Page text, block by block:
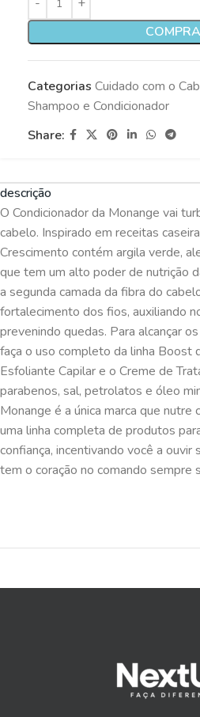
Categorias Cuidado com o
Shampoo e Condicionador
Share:
descrição
O Condicionador da Monange vai
cabelo. Inspirado em receitas
Crescimento contém argila verde,
que tem um alto poder de nutrição
a segunda camada da fibra do
fortalecimento dos fios, auxiliando
prevenindo quedas. Para alcançar
faça o uso completo da linha Boost
Esfoliante Capilar e o Creme de
parabenos, sal, petrolatos e óleo
Monange é a única marca que nutre
uma linha completa de produtos
confiança, incentivando você a ouvir
tem o coração no comando sempre